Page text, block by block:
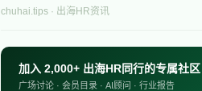
chuhai.tips · 出海HR资讯
加入 2,000+ 出海HR同行的专属社区
广场讨论 · 会员目录 · AI顾问 · 行业报告